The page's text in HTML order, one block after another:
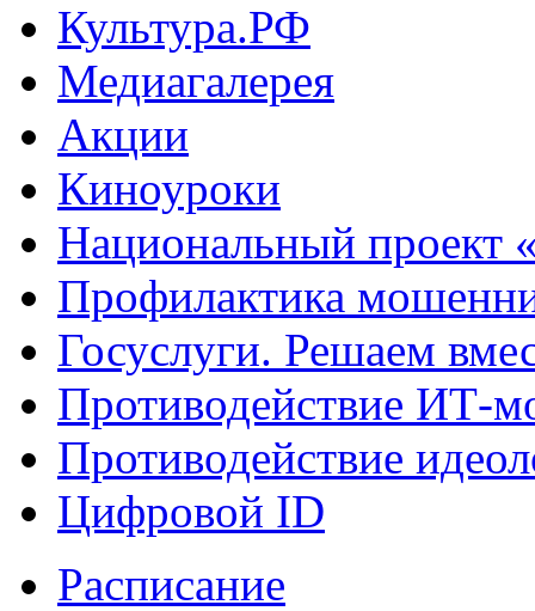
Культура.РФ
Медиагалерея
Акции
Киноуроки
Национальный проект
Профилактика
Госуслуги. Решаем
Противодействие ИТ-
Противодействие
Цифровой ID
Расписание